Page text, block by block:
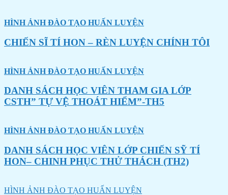
HÌNH ẢNH ĐÀO TẠO HUẤN LUYỆN
CHIẾN SĨ TÍ HON – RÈN LUYỆN CHÍNH TÔI
HÌNH ẢNH ĐÀO TẠO HUẤN LUYỆN
DANH SÁCH HỌC VIÊN THAM GIA LỚP
CSTH” TỰ VỆ THOÁT HIỂM”-TH5
HÌNH ẢNH ĐÀO TẠO HUẤN LUYỆN
DANH SÁCH HỌC VIÊN LỚP CHIẾN SỸ TÍ
HON– CHINH PHỤC THỬ THÁCH (TH2)
HÌNH ẢNH ĐÀO TẠO HUẤN LUYỆN